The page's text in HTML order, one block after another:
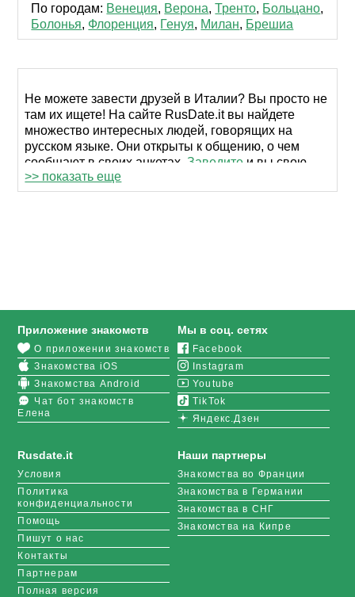
По городам: Венеция, Верона,Тренто, Больцано,
Болонья, Флоренция, Генуя, Милан, Брешиа
Не можете завести друзей в Италии? Вы просто не
там их ищете! На сайте RusDate.it вы найдете
множество интересных людей, говорящих на
русском языке. Они открыты к общению, о чем
сообщают в своих анкетах. Заведите и вы свою
страницу, чтобы начать переписываться.
отпуск на море, вы тоже можете предварительно
познакомиться с кем-нибудь через RusDate.
Отсортируйте пользователей так, чтобы избежать
серьезных отношений, и наслаждайтесь сначала
виртуальным флиртом, а потом курортным
романом.
быть на связи с новыми друзьями. С телефона
удобно загружать фотографии и общаться в чатах.
А звуковые уведомления будут оповещать вас о
новых лайках или гостях на вашей страничке.
>> показать еще
Rusdate.it
Условия
Политика
конфиденциальности
Помощь
Пишут о нас
Контакты
Партнерам
Полная версия
Приложение знакомств
О приложении знакомств
Знакомства iOS
Знакомства Android
Чат бот знакомств
Елена
Мы в соц. сетях
Facebook
Instagram
Youtube
TikTok
Яндекс.Дзен
Наши партнеры
Знакомства во Франции
Знакомства в Германии
Знакомства в СНГ
Знакомства на Кипре